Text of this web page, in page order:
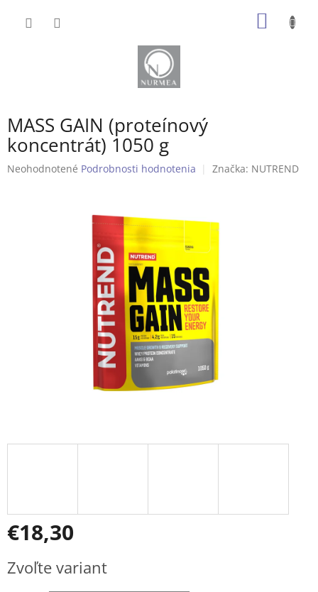
MASS GAIN (proteínový
koncentrát) 1050 g
Priemerné
Neohodnotené Podrobnosti hodnotenia Značka: NUTREND
€18,30
cena:
Zvoľte variant